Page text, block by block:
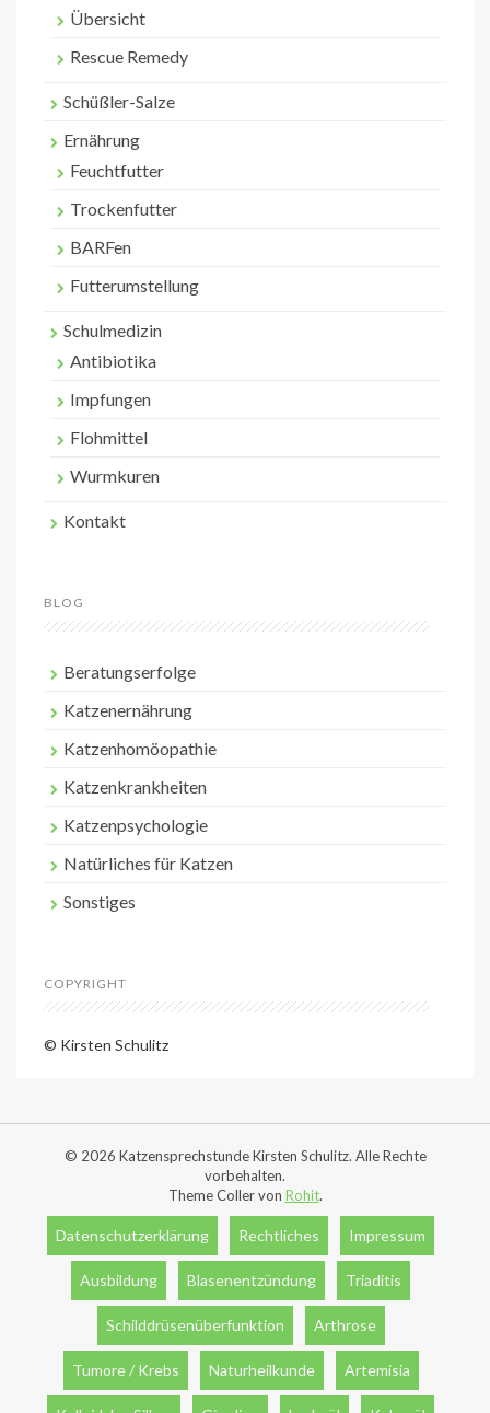
Übersicht
Rescue Remedy
Schüßler-Salze
Ernährung
Feuchtfutter
Trockenfutter
BARFen
Futterumstellung
Schulmedizin
Antibiotika
Impfungen
Flohmittel
Wurmkuren
Kontakt
BLOG
Beratungserfolge
Katzenernährung
Katzenhomöopathie
Katzenkrankheiten
Katzenpsychologie
Natürliches für Katzen
Sonstiges
COPYRIGHT
© Kirsten Schulitz
© 2026 Katzensprechstunde Kirsten Schulitz. Alle Rechte
vorbehalten.
Theme Coller von Rohit.
Datenschutzerklärung Rechtliches Impressum
Ausbildung Blasenentzündung Triaditis
Schilddrüsenüberfunktion Arthrose
Tumore / Krebs Naturheilkunde Artemisia